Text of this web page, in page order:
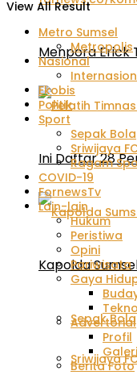
Menpora Erick
Ini Daftar 28
Kapolda
Sepak Bola
Sriwijaya
View All Result
Metro Sumsel
Metropolis
Nasional
Ekobis
Politik
Sport
Sepak Bola
Sriwijaya
Ragam
COVID-19
FornewsTv
Lain-lain
Hukum
Peristiwa
Opini
Pariwisata
Gaya
Advertorial
Profil
Galeri
Berita Foto